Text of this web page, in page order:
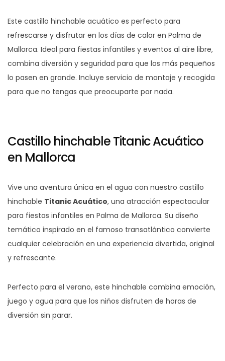
Este castillo hinchable acuático es perfecto para
refrescarse y disfrutar en los días de calor en Palma de
Mallorca. Ideal para fiestas infantiles y eventos al aire libre,
combina diversión y seguridad para que los más pequeños
lo pasen en grande. Incluye servicio de montaje y recogida
para que no tengas que preocuparte por nada.
Castillo hinchable Titanic Acuático
en Mallorca
Vive una aventura única en el agua con nuestro castillo
hinchable Titanic Acuático, una atracción espectacular
para fiestas infantiles en Palma de Mallorca. Su diseño
temático inspirado en el famoso transatlántico convierte
cualquier celebración en una experiencia divertida, original
y refrescante.
Perfecto para el verano, este hinchable combina emoción,
juego y agua para que los niños disfruten de horas de
diversión sin parar.